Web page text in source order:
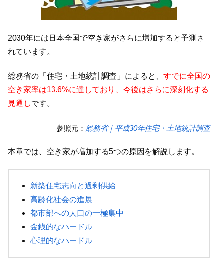
2030年には日本全国で空き家がさらに増加すると予測さ
れています。
総務省の「住宅・土地統計調査」によると、 すでに全国の
空き家率は13.6%に達しており、今後はさらに深刻化する
見通しです。
参照元： 総務省｜平成30年住宅・土地統計調査
本章では、空き家が増加する5つの原因を解説します。
新築住宅志向と過剰供給
高齢化社会の進展
都市部への人口の一極集中
金銭的なハードル
心理的なハードル